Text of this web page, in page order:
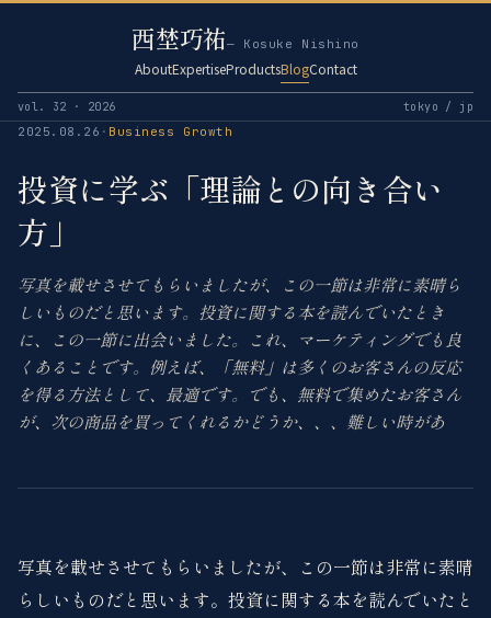
西埜巧祐— Kosuke Nishino
AboutExpertiseProductsBlogContact
vol. 32 · 2026 tokyo / jp
2025.08.26 · Business Growth
投資に学ぶ「理論との向き合い
方」
写真を載せさせてもらいましたが、この一節は非常に素晴ら
しいものだと思います。投資に関する本を読んでいたとき
に、この一節に出会いました。これ、マーケティングでも良
くあることです。例えば、「無料」は多くのお客さんの反応
を得る方法として、最適です。でも、無料で集めたお客さん
が、次の商品を買ってくれるかどうか、、、難しい時があ
写真を載せさせてもらいましたが、この一節は非常に素晴
らしいものだと思います。投資に関する本を読んでいたと